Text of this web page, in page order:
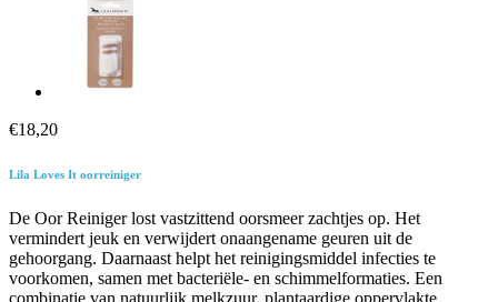
€18,20
Lila Loves It oorreiniger
De Oor Reiniger lost vastzittend oorsmeer zachtjes op. Het
vermindert jeuk en verwijdert onaangename geuren uit de
gehoorgang. Daarnaast helpt het reinigingsmiddel infecties te
voorkomen, samen met bacteriële- en schimmelformaties. Een
combinatie van natuurlijk melkzuur, plantaardige oppervlakte